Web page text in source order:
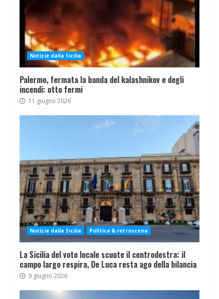
Notizie dalla Sicilia
Palermo, fermata la banda del kalashnikov e degli
incendi: otto fermi
11 giugno 2026
Notizie dalla Sicilia Politica & retroscena
La Sicilia del voto locale scuote il centrodestra: il
campo largo respira, De Luca resta ago della bilancia
9 giugno 2026